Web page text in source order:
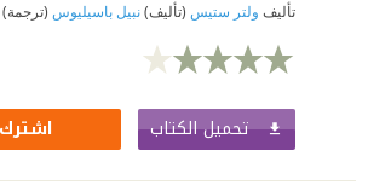
تأليف ولتر ستيس (تأليف)نبيل باسيليوس (ترجمة)
تحميل الكتاب